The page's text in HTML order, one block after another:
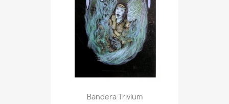
Bandera Trivium